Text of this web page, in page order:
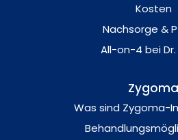
Kosten
Nachsorge &
All-on-4 bei Dr.
Zygoma
Was sind Zygoma-